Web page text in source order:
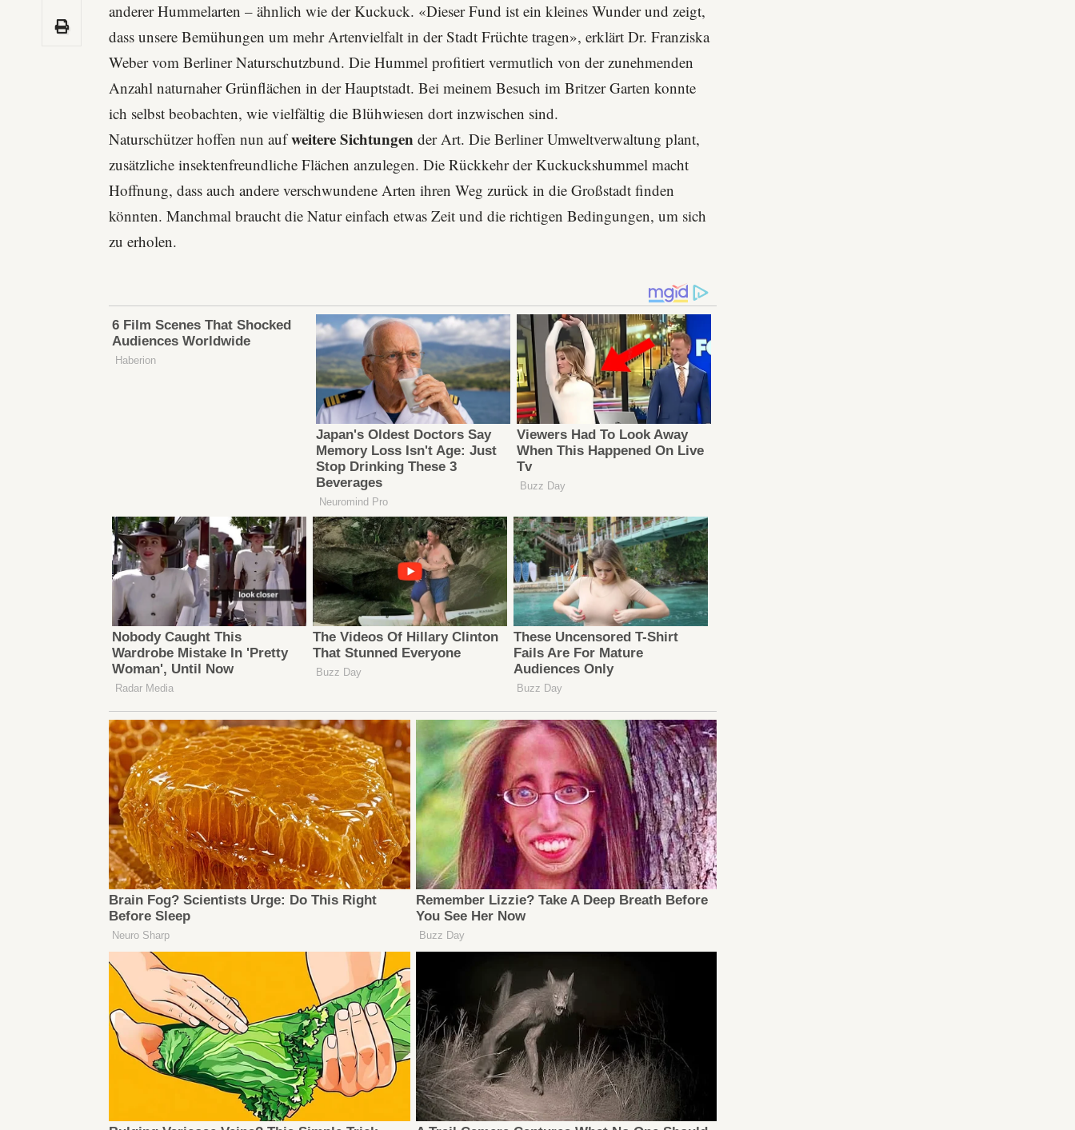
anderer Hummelarten – ähnlich wie der Kuckuck. «Dieser Fund ist ein kleines Wunder und zeigt,
dass unsere Bemühungen um mehr Artenvielfalt in der Stadt Früchte tragen», erklärt Dr. Franziska
Weber vomBerliner Naturschutzbund. Die Hummel profitiert vermutlich von der zunehmenden
Anzahl naturnaher Grünflächen in der Hauptstadt. Bei meinem Besuch imBritzer Garten konnte
ich selbst beobachten, wie vielfältig die Blühwiesen dort inzwischen sind.
Naturschützer hoffen nun aufweitere Sichtungen der Art. Die Berliner Umweltverwaltung plant,
zusätzliche insektenfreundliche Flächen anzulegen. Die Rückkehr der Kuckuckshummel macht
Hoffnung, dass auch andere verschwundene Arten ihren Weg zurück in die Großstadt finden
könnten. Manchmal braucht die Natur einfach etwas Zeit und die richtigen Bedingungen, um sich
zu erholen.